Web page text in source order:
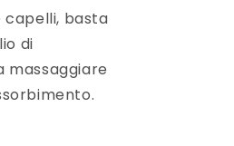
capelli, basta
di
massaggiare